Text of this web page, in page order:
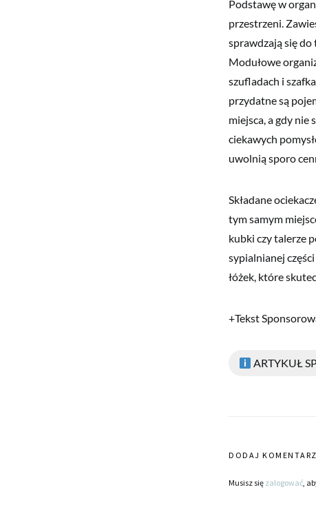
Podstawę w
przestrzeni.
sprawdzają się
Modułowe
szufladach i
przydatne są
miejsca, a gdy nie
ciekawych
uwolnią sporo
Składane
tym samym
kubki czy talerze
sypialnianej
łóżek, które
+Tekst
ARTYKUŁ
DODAJ KOMENTARZ
Musisz się zalogować,